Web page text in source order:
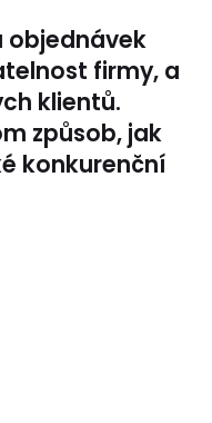
objednávek
firmy, a
klientů.
způsob, jak
konkurenční